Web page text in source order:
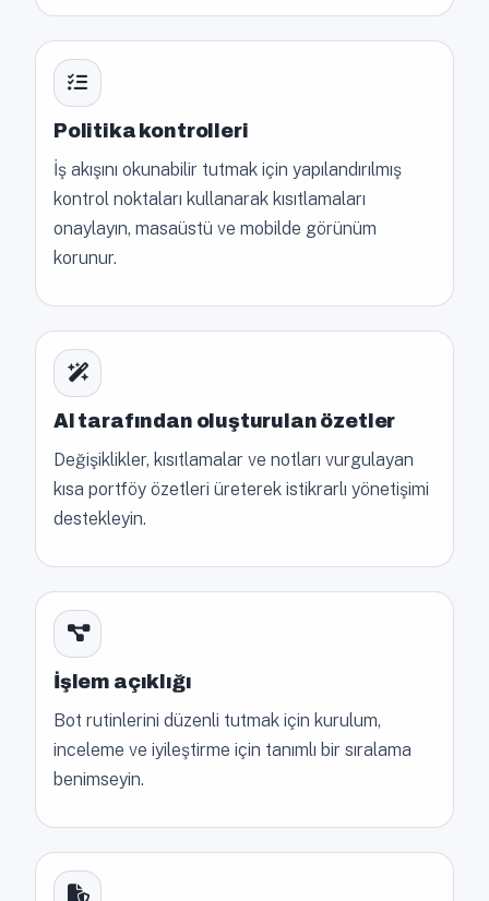
Politika kontrolleri
İş akışını okunabilir tutmak için yapılandırılmış
kontrol noktaları kullanarak kısıtlamaları
onaylayın, masaüstü ve mobilde görünüm
korunur.
AI tarafından oluşturulan özetler
Değişiklikler, kısıtlamalar ve notları vurgulayan
kısa portföy özetleri üreterek istikrarlı yönetişimi
destekleyin.
İşlem açıklığı
Bot rutinlerini düzenli tutmak için kurulum,
inceleme ve iyileştirme için tanımlı bir sıralama
benimseyin.